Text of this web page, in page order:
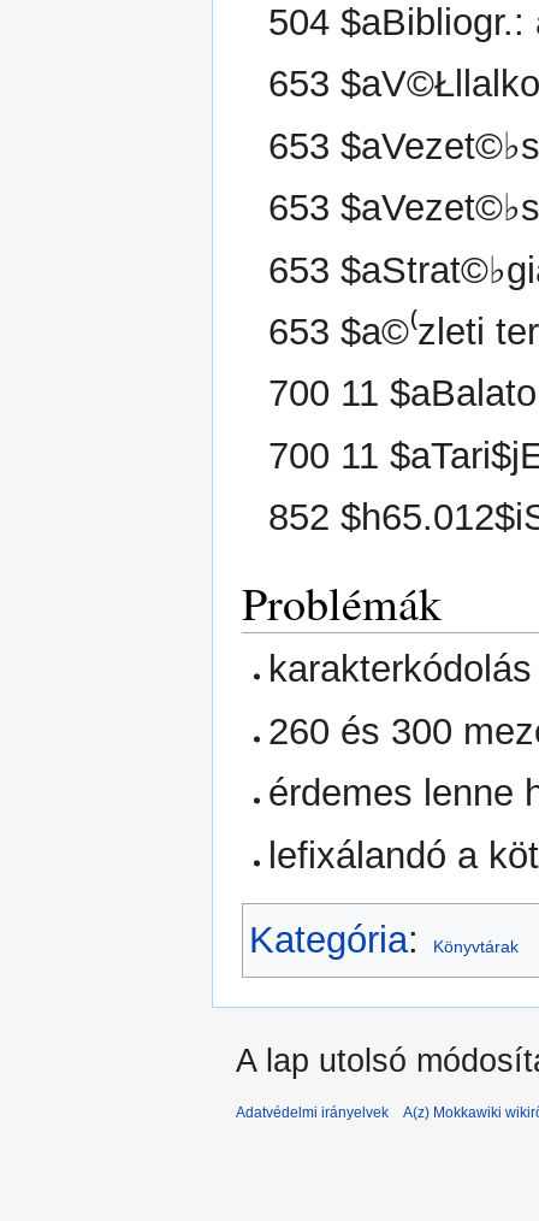
504
653
653
653
653
653 $a©⁽zleti
700 11
700 11
852
Problémák
260 és 300
érdemes lenne
lefixálandó a
Kategória: Könyvtárak
A lap utolsó
Adatvédelmi irányelvek A(z) Mokkawiki